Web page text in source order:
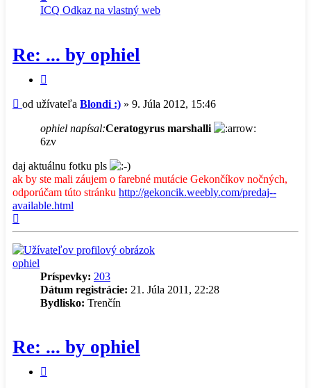
informácie
Blondi
:)
ICQ Odkaz na vlastný web
Re: ... by ophiel
Príspevok
od užívateľa Blondi :) » 9. Júla 2012, 15:46
ophiel napísal:Ceratogyrus marshalli
6zv
daj aktuálnu fotku pls
ak by ste mali záujem o farebné mutácie Gekončíkov nočných,
odporúčam túto stránku http://gekoncik.weebly.com/predaj--
available.html
ophiel
Príspevky: 203
Dátum registrácie: 21. Júla 2011, 22:28
Bydlisko: Trenčín
Re: ... by ophiel